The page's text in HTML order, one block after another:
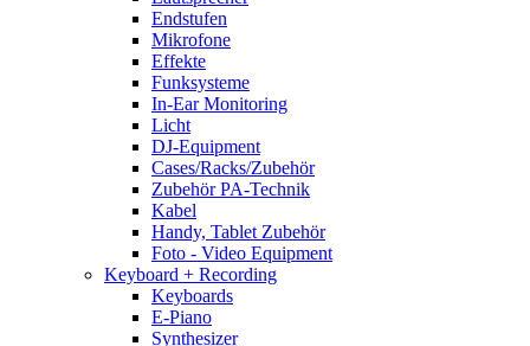
Endstufen
Mikrofone
Effekte
Funksysteme
In-Ear Monitoring
Licht
DJ-Equipment
Cases/Racks/Zubehör
Zubehör PA-Technik
Kabel
Handy, Tablet Zubehör
Foto - Video Equipment
Keyboard + Recording
Keyboards
E-Piano
Synthesizer